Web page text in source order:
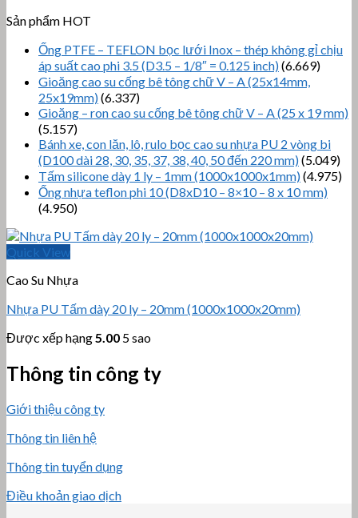
Sản phẩm HOT
Ống PTFE – TEFLON bọc lưới Inox – thép không gỉ chịu
áp suất cao phi 3.5 (D3.5 – 1/8″ = 0.125 inch)(6.669)
Gioăng cao su cống bê tông chữ V – A (25x14mm,
25x19mm)(6.337)
Gioăng – ron cao su cống bê tông chữ V – A (25 x 19 mm)
(5.157)
Bánh xe, con lăn, lô, rulo bọc cao su nhựa PU 2 vòng bi
(D100 dài 28, 30, 35, 37, 38, 40, 50 đến 220 mm)(5.049)
Tấm silicone dày 1 ly – 1mm (1000x1000x1mm)(4.975)
Ống nhựa teflon phi 10 (D8xD10 – 8×10 – 8 x 10 mm)
(4.950)
Quick View
Cao Su Nhựa
Nhựa PU Tấm dày 20 ly – 20mm (1000x1000x20mm)
Được xếp hạng5.00 5 sao
Thông tin công ty
Giới thiệu công ty
Thông tin liên hệ
Thông tin tuyển dụng
Điều khoản giao dịch